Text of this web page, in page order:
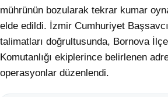
mührünün bozularak tekrar kumar
elde edildi. İzmir Cumhuriyet
talimatları doğrultusunda, Bornova
Komutanlığı ekiplerince belirlenen
operasyonlar düzenlendi.